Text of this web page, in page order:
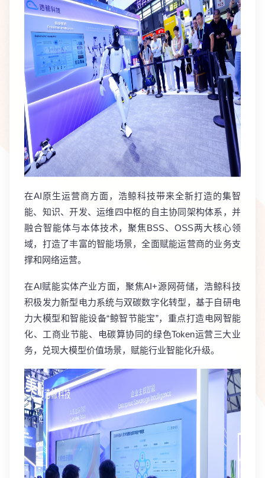
在AI原生运营商方面， 浩鲸科技带来全新打造的集智
能、知识、开发、运维四中枢的自主协同架构体系，并
融合智能体与本体技术，聚焦BSS、OSS两大核心领
域，打造了丰富的智能场景，全面赋能运营商的业务支
撑和网络运营。
在AI赋能实体产业方面，聚焦AI+源网荷储，浩鲸科技
积极发力新型电力系统与双碳数字化转型，基于自研电
力大模型和智能设备“鲸智节能宝”，重点打造电网智能
化、工商业节能、电碳算协同的绿色Token运营三大业
务，兑现大模型价值场景，赋能行业智能化升级。